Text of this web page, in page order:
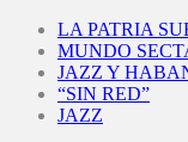
LA PATRIA
MUNDO
JAZZ Y
“SIN RED”
JAZZ